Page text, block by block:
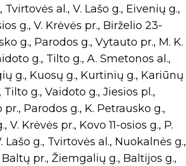
al., V. Lašo g., Eivenių g.,
g., V. Krėvės pr., Birželio 23-
g., Parodos g., Vytauto pr., M. K.
g., Tilto g., A. Smetonos al.,
g., Kuosų g., Kurtinių g., Kariūnų
g., Vaidoto g., Jiesios pl.,
Parodos g., K. Petrausko g.,
Krėvės pr., Kovo 11-osios g., P.
g., Tvirtovės al., Nuokalnės g.,
pr., Žiemgalių g., Baltijos g.,